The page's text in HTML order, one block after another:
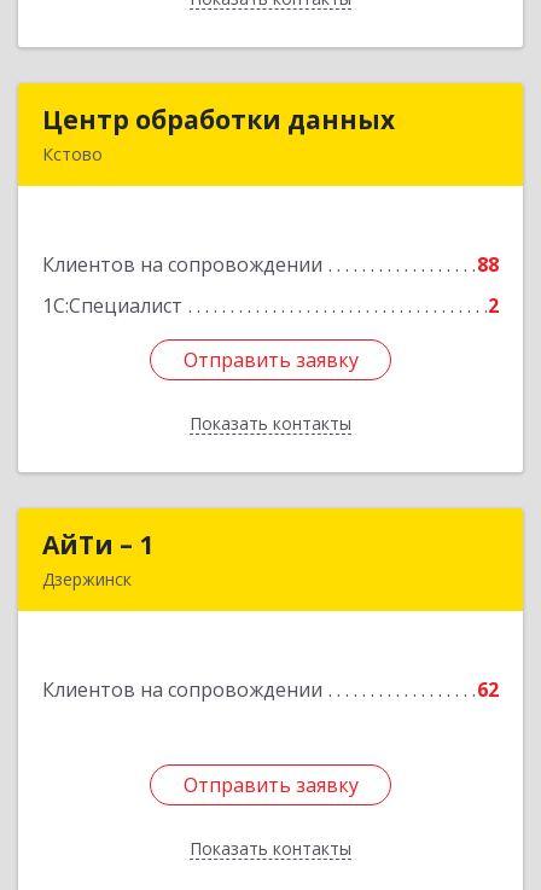
Центр обработки данных
Кстово
Клиентов на сопровождении
88
1С:Специалист
2
Отправить заявку
Показать контакты
Центр обработки данных
Подробнее
Отправить заявку
Назад
АйТи – 1
Дзержинск
Клиентов на сопровождении 62
Отправить заявку
Показать контакты
Подробнее
Отправить заявку
Назад